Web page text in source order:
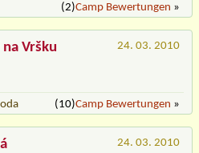
(2)Camp Bewertungen »
Vršku 24. 03. 2010
(10)Camp Bewertungen »
24. 03. 2010